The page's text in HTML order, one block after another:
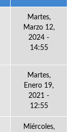
Martes,
Marzo 12,
2024 -
14:55
Martes,
Enero 19,
2021 -
12:55
Miércoles,